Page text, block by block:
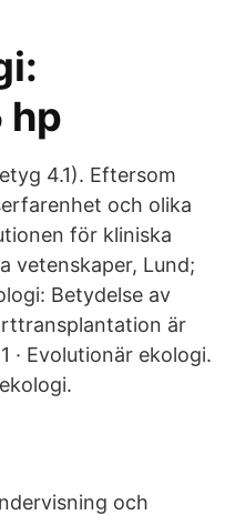
hp
4.1). Eftersom
och olika
för kliniska
vetenskaper, Lund;
Betydelse av
är
· Evolutionär ekologi.
och